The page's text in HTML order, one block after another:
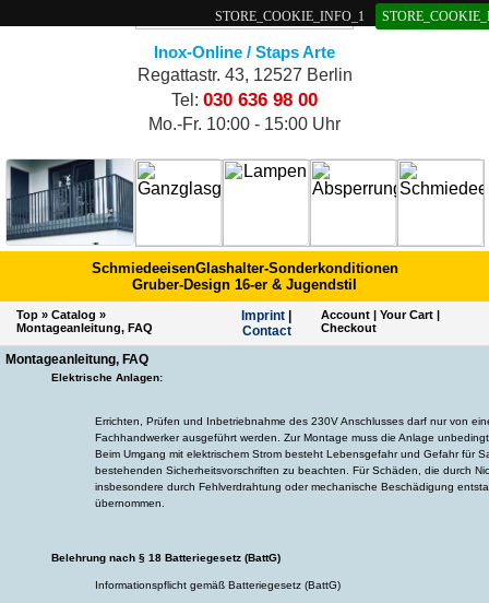
STORE_COOKIE_INFO_1
Inox-Online / Staps Arte
Regattastr. 43, 12527 Berlin
Tel: 030 636 98 00
Mo.-Fr. 10:00 - 15:00 Uhr
SchmiedeeisenGlashalter-Sonderkonditionen
Gruber-Design 16-er & Jugendstil
Top » Catalog »
Montageanleitung, FAQ
Imprint
Contact
Account |Your Cart |
Checkout
Montageanleitung, FAQ
Elektrische Anlagen:
Errichten, Prüfen und Inbetriebnahme des 230V Anschlusses darf nur von
Fachhandwerker ausgeführt werden. Zur Montage muss die Anlage
Beim Umgang mit elektrischem Strom besteht Lebensgefahr und Gefahr für
bestehenden Sicherheitsvorschriften zu beachten. Für Schäden, die durch
insbesondere durch Fehlverdrahtung oder mechanische Beschädigung
übernommen.
Belehrung nach § 18 Batteriegesetz (BattG)
Informationspflicht gemäß Batteriegesetz (BattG)